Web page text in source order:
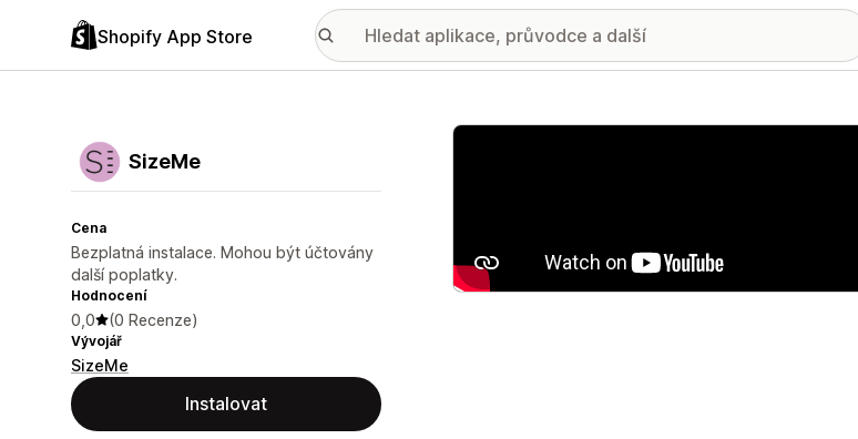
Shopify App Store
SizeMe
Cena
Bezplatná instalace. Mohou být účtovány
další poplatky.
Hodnocení
0,0 (0 Recenze)
Vývojář
SizeMe
Instalovat
Galerie propagovaných obrázků